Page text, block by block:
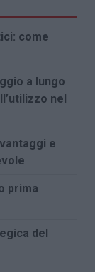
come
a lungo
nel
e
prima
del